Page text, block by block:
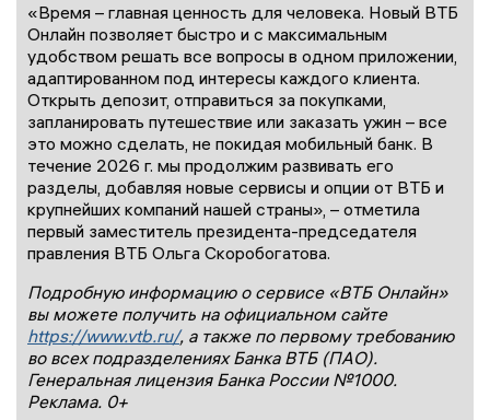
«Время – главная ценность для человека. Новый ВТБ
Онлайн позволяет быстро и с максимальным
удобством решать все вопросы в одном приложении,
адаптированном под интересы каждого клиента.
Открыть депозит, отправиться за покупками,
запланировать путешествие или заказать ужин – все
это можно сделать, не покидая мобильный банк. В
течение 2026 г. мы продолжим развивать его
разделы, добавляя новые сервисы и опции от ВТБ и
крупнейших компаний нашей страны», – отметила
первый заместитель президента-председателя
правления ВТБ Ольга Скоробогатова.
Подробную информацию о сервисе «ВТБ Онлайн»
вы можете получить на официальном сайте
https://www.vtb.ru/, а также по первому требованию
во всех подразделениях Банка ВТБ (ПАО).
Генеральная лицензия Банка России №1000.
Реклама. 0+